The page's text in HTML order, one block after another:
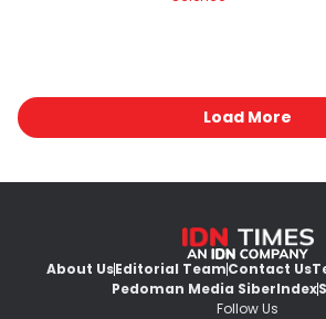
Load More
About UsEditorial TeamContact Us
Pedoman Media SiberIndex
Follow Us